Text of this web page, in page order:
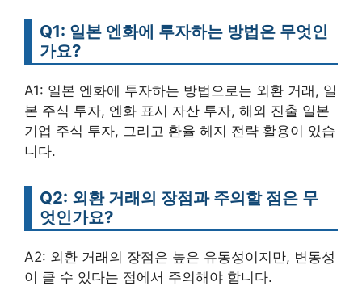
Q1: 일본 엔화에 투자하는 방법은 무엇인
가요?
A1: 일본 엔화에 투자하는 방법으로는 외환 거래, 일
본 주식 투자, 엔화 표시 자산 투자, 해외 진출 일본
기업 주식 투자, 그리고 환율 헤지 전략 활용이 있습
니다.
Q2: 외환 거래의 장점과 주의할 점은 무
엇인가요?
A2: 외환 거래의 장점은 높은 유동성이지만, 변동성
이 클 수 있다는 점에서 주의해야 합니다.